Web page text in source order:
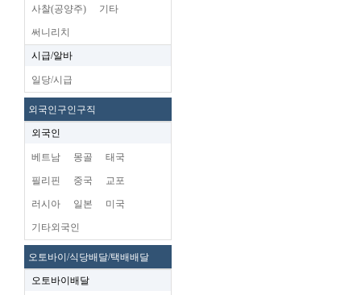
사찰(공양주) 기타
써니리치
시급/알바
일당/시급
외국인구인구직
외국인
베트남 몽골 태국
필리핀 중국 교포
러시아 일본 미국
기타외국인
오토바이/식당배달/택배배달
오토바이배달